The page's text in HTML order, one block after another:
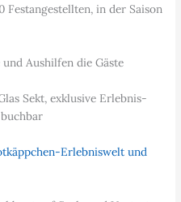
Festangestellten, in der Saison
Aushilfen die Gäste
Sekt, exklusive Erlebnis-
Erlebniswelt und